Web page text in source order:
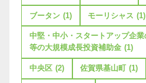
ブータン (1) モーリシャス (1)
中堅・中小・スタートアップ企
等の大規模成長投資補助金 (1)
中央区 (2) 佐賀県基山町 (1)